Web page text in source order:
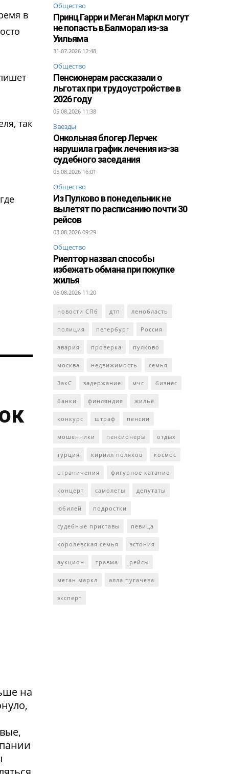
в
так
на
Общество
Принц Гарри и Меган Маркл могут
не попасть в Балморал из-за
Уильяма
31.07.2026 12:48
Общество
Пенсионерам рассказали о
льготах при трудоустройстве в
2026 году
05.08.2026 11:38
Звезды
Онкольная блогер Лерчек
нарушила график лечения из-за
судебного заседания
05.08.2026 16:01
Общество
Из Пулково в понедельник не
вылетят по расписанию почти 30
рейсов
03.08.2026 09:29
Общество
Риелтор назвал способы
избежать обмана при покупке
жилья
06.08.2026 11:20
новости СПб дтп ленобласть
полиция петербург Россия
авария проверка пулково
москва недвижимость семья
ЗакС задержание мчс бизнес
банки финляндия жильё
конкурс штраф пенсии
мошенники пенсионеры отдых
турция кирилл поляков космос
ограничения фигурное катание
концерт самолеты депутаты
юбилей подростки
судебные приставы певица
королевская семья эстония
аукцион травма рейсы
меган маркл алла пугачева
эксперт